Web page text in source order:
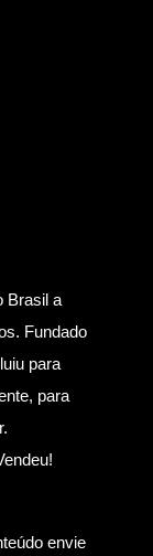
Brasil a
Fundado
para
para
envie